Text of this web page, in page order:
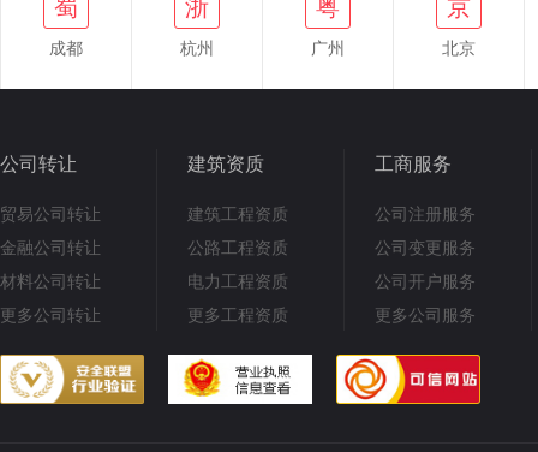
成都 杭州 广州 北京
公司转让
贸易公司转让
金融公司转让
材料公司转让
更多公司转让
建筑资质
建筑工程资质
公路工程资质
电力工程资质
更多工程资质
工商服务
公司注册服务
公司变更服务
公司开户服务
更多公司服务